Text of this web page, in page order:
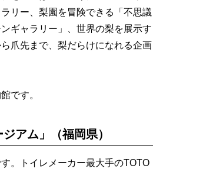
リー、梨園を冒険できる「不思議
ギャラリー」、世界の梨を展示す
爪先まで、梨だらけになれる企画
です。
アム」（福岡県）
。トイレメーカー最大手のTOTO